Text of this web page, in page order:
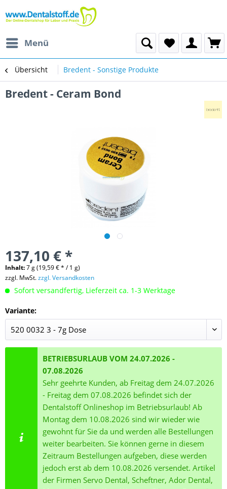
Menü
Übersicht Bredent - Sonstige Produkte
Bredent - Ceram Bond
137,10 € *
Inhalt:7 g (19,59 € * / 1 g)
zzgl. MwSt.zzgl. Versandkosten
Sofort versandfertig, Lieferzeit ca. 1-3 Werktage
Variante:
BETRIEBSURLAUB VOM 24.07.2026 -
07.08.2026
Sehr geehrte Kunden, ab Freitag dem 24.07.2026
- Freitag dem 07.08.2026 befindet sich der
Dentalstoff Onlineshop im Betriebsurlaub! Ab
Montag dem 10.08.2026 sind wir wieder wie
gewohnt für Sie da und werden alle Bestellungen
weiter bearbeiten. Sie können gerne in diesem
Zeitraum Bestellungen aufgeben, diese werden
jedoch erst ab dem 10.08.2026 versendet. Artikel
der Firmen Servo Dental, Scheftner, Ador Dental,